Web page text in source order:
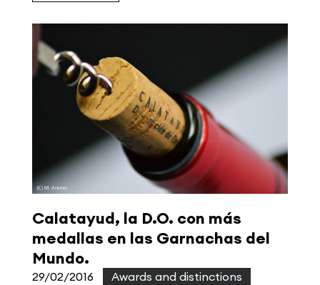
Calatayud, la D.O. con más
medallas en las Garnachas del
Mundo.
29/02/2016
Awards and distinctions